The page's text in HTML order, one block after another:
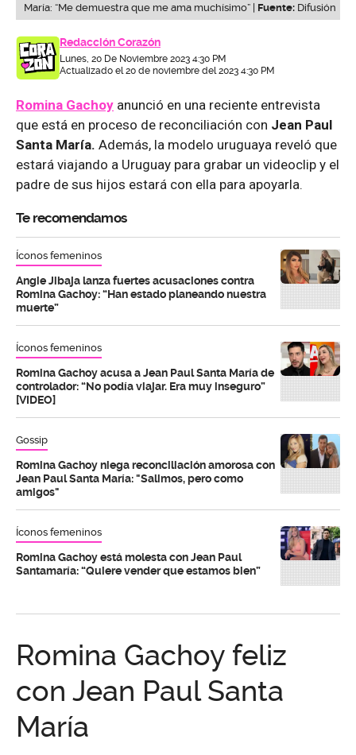
María: “Me demuestra que me ama muchísimo” | Fuente: Difusión
Redacción Corazón
Lunes, 20 De Noviembre 2023 4:30 PM
Actualizado el 20 de noviembre del 2023 4:30 PM
Romina Gachoy anunció en una reciente entrevista
que está en proceso de reconciliación con Jean Paul
Santa María. Además, la modelo uruguaya reveló que
estará viajando a Uruguay para grabar un videoclip y el
padre de sus hijos estará con ella para apoyarla.
Te recomendamos
Íconos femeninos
Angie Jibaja lanza fuertes acusaciones contra
Romina Gachoy: “Han estado planeando nuestra
muerte”
Íconos femeninos
Romina Gachoy acusa a Jean Paul Santa María de
controlador: “No podía viajar. Era muy inseguro”
[VIDEO]
Gossip
Romina Gachoy niega reconciliación amorosa con
Jean Paul Santa María: "Salimos, pero como
amigos"
Íconos femeninos
Romina Gachoy está molesta con Jean Paul
Santamaría: “Quiere vender que estamos bien”
Romina Gachoy feliz
con Jean Paul Santa
María